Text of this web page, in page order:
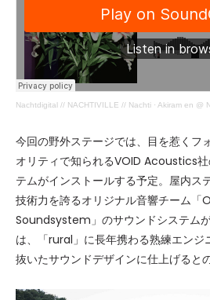
Nachtdigital // NACHTIVILLE // Nachti · Akiram en @
今回の野外ステージでは、目を惹くフ
オリティで知られるVOID Acoustics
テムがインストールする予定。屋内ス
技術力を誇るオリジナル音響チーム
Soundsystem」のサウンドシステム
は、「rural」に長年携わる熟練エンジ
抜いたサウンドデザインに仕上げると